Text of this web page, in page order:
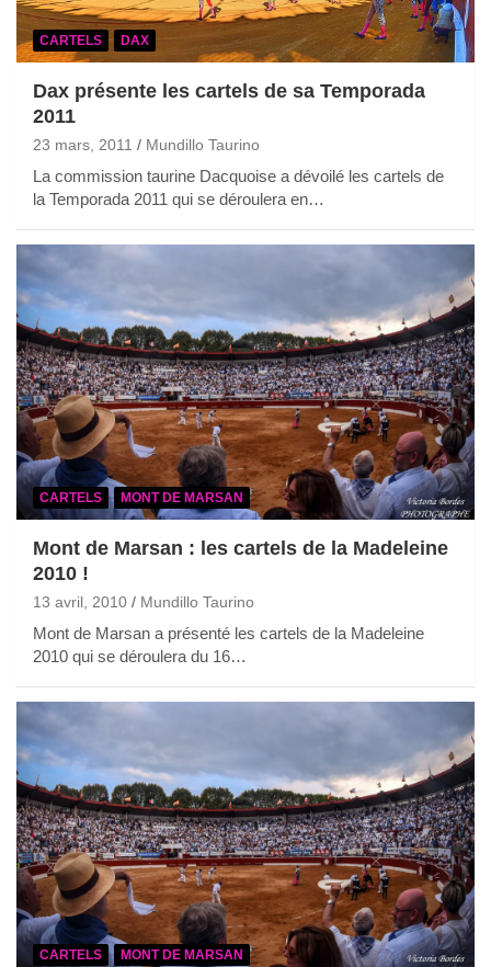
CARTELS DAX
Dax présente les cartels de sa Temporada
2011
23 mars, 2011 Mundillo Taurino
La commission taurine Dacquoise a dévoilé les cartels de
la Temporada 2011 qui se déroulera en…
CARTELS MONT DE MARSAN
Mont de Marsan : les cartels de la Madeleine
2010 !
13 avril, 2010 Mundillo Taurino
Mont de Marsan a présenté les cartels de la Madeleine
2010 qui se déroulera du 16…
CARTELS MONT DE MARSAN